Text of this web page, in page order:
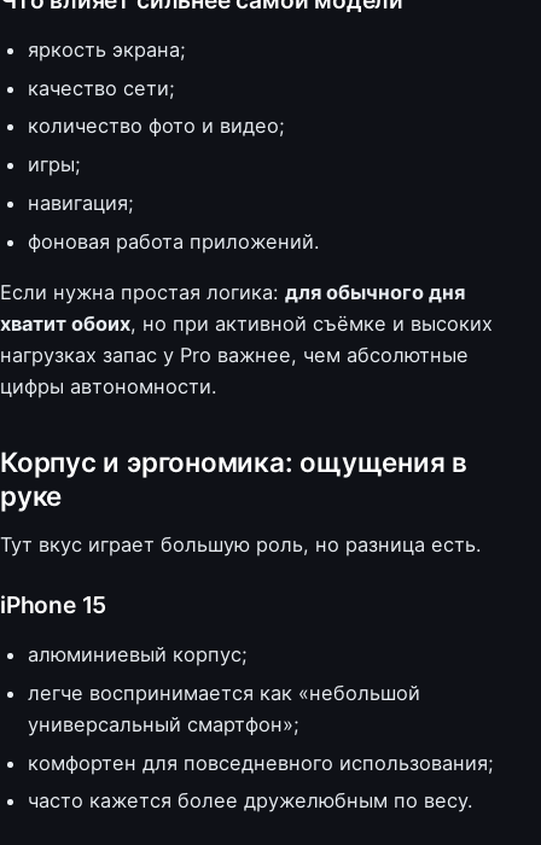
яркость экрана;
качество сети;
количество фото и видео;
игры;
навигация;
фоновая работа приложений.
Если нужна простая логика: для обычного дня
хватит обоих, но при активной съёмке и высоких
нагрузках запас у Pro важнее, чем абсолютные
цифры автономности.
Корпус и эргономика: ощущения в
руке
Тут вкус играет большую роль, но разница есть.
iPhone 15
алюминиевый корпус;
легче воспринимается как «небольшой
универсальный смартфон»;
комфортен для повседневного использования;
часто кажется более дружелюбным по весу.